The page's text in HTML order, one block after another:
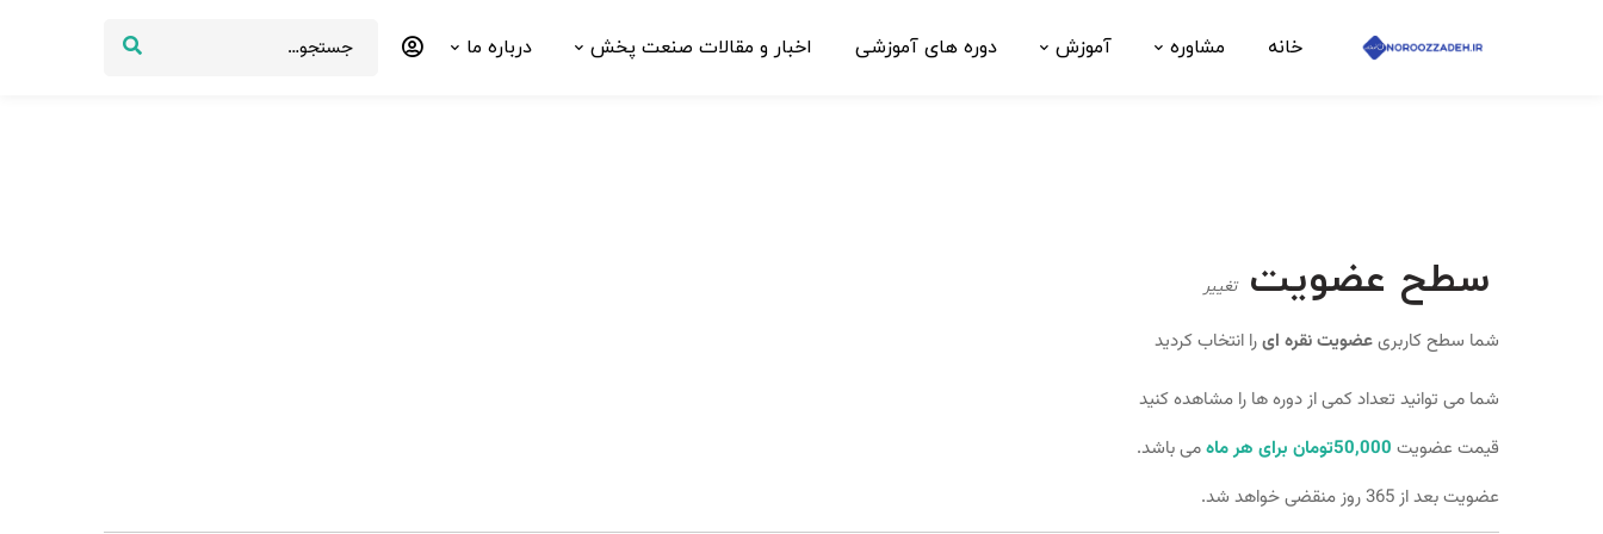
خانه مشاوره آموزش دوره های آموزشی اخبار و مقالات صنعت پخش درباره ما
سطح عضویت تغییر
شما سطح کاربریعضویت نقره ایرا انتخاب کردید
شما می توانید تعداد کمی از دوره ها را مشاهده کنید​
قیمت عضویت 50,000تومان برای هر ماه
می باشد.
عضویت بعد از 365 روز منقضی خواهد شد.